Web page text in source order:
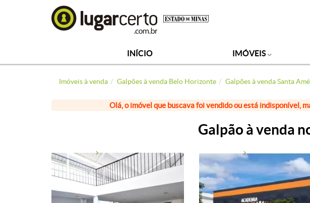
INÍCIO IMÓVEIS
Imóveis à venda Galpões à venda Belo Horizonte Galpões à venda Santa
Olá, o imóvel que buscava foi vendido ou está indisponível,
Galpão à venda